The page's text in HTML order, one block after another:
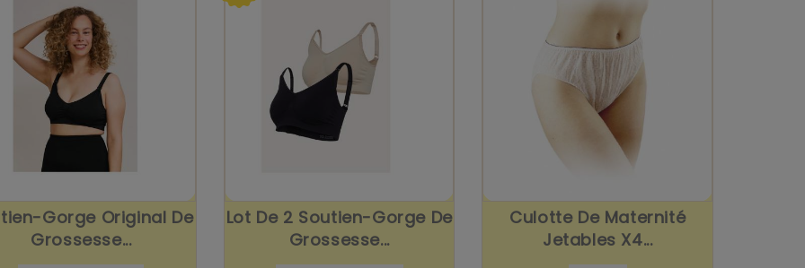
Gorge Original De
Grossesse...
Lot De 2 Soutien-Gorge De
Grossesse...
Culotte De Maternité
Jetables X4...